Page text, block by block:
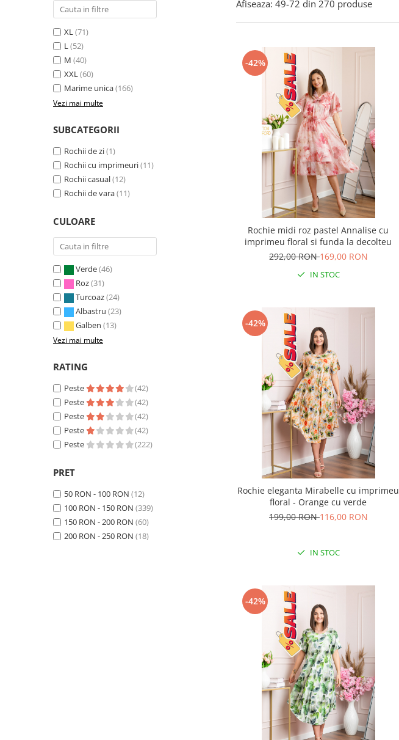
XL(71)
L(52)
M (40)
XXL(60)
Marime unica(166)
Vezi mai multe
SUBCATEGORII
Rochii de zi(1)
Rochii cu imprimeuri(11)
Rochii casual(12)
Rochii de vara(11)
CULOARE
Verde(46)
Roz(31)
Turcoaz(24)
Albastru (23)
Galben (13)
Vezi mai multe
RATING
Peste
(42)
Peste
(42)
Peste
(42)
Peste
(42)
Peste
(222)
PRET
50 RON - 100 RON (12)
100 RON - 150 RON (339)
150 RON - 200 RON (60)
200 RON - 250 RON (18)
Afiseaza: 49-72 din 270 produse
-42%
Rochie midi roz pastel Annalise cu
imprimeu floral si funda la decolteu
292,00 RON169,00 RON
IN STOC
-42%
Rochie eleganta Mirabelle cu imprimeu
floral - Orange cu verde
199,00 RON116,00 RON
IN STOC
-42%